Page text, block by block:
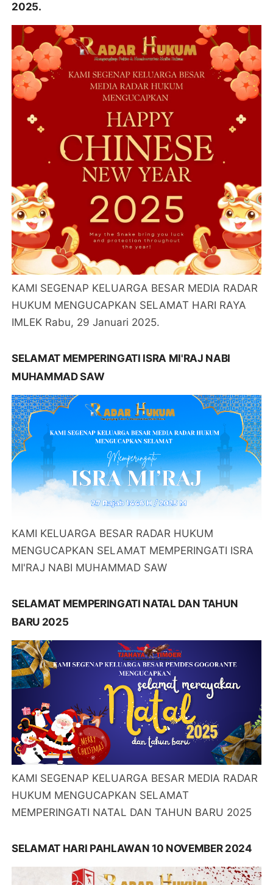
2025.
KAMI SEGENAP KELUARGA BESAR MEDIA RADAR
HUKUM MENGUCAPKAN SELAMAT HARI RAYA
IMLEK Rabu, 29 Januari 2025.
SELAMAT MEMPERINGATI ISRA MI'RAJ NABI
MUHAMMAD SAW
KAMI KELUARGA BESAR RADAR HUKUM
MENGUCAPKAN SELAMAT MEMPERINGATI ISRA
MI'RAJ NABI MUHAMMAD SAW
SELAMAT MEMPERINGATI NATAL DAN TAHUN
BARU 2025
KAMI SEGENAP KELUARGA BESAR MEDIA RADAR
HUKUM MENGUCAPKAN SELAMAT
MEMPERINGATI NATAL DAN TAHUN BARU 2025
SELAMAT HARI PAHLAWAN 10 NOVEMBER 2024